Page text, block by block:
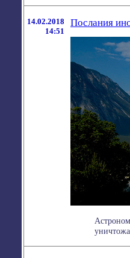
14.02.2018
14:51
Послания